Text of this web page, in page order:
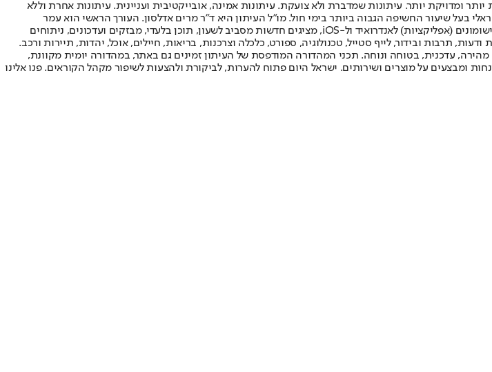
ומדויקת יותר. עיתונות שמדברת ולא צועקת. עיתונות אמינה, אובייקטיבית ועניינית. עיתונות אחרת וללא
ביולי 2007, וב-2010 הפך "ישראל היום" לעיתון הישראלי בעל שיעור החשיפה הגבוה ביותר בימי חול. מו"ל העיתון היא ד"ר מרים אדלסון. העורך הראשי הוא עמר
לחמנוביץ, והעורך המייסד הוא עמוס רגב. אתרי האינטרנט של "ישראל היום" בעברית ובאנגלית, כמו כן היישומונים (אפליקציות) לאנדרואיד ול-iOS, מציגים חדשות מסביב לשעון, תוכן בלעדי, מבזקים ועדכונים, ניתוחים
תרבות ובידור, לייף סטייל, טכנולוגיה, ספורט, כלכלה וצרכנות, בריאות, חיילים, אוכל, יהדות, תיירות ורכב.
מהירה, עדכנית, בטוחה ונוחה. תכני המהדורה המודפסת של העיתון זמינים גם באתר, במהדורה יומית מקוונת,
ומבצעים על מוצרים ושירותים. ישראל היום פתוח להערות, לביקורת ולהצעות לשיפור מקהל הקוראים. פנו אלינו